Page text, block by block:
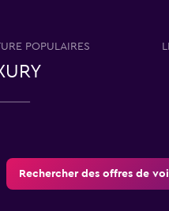
POPULAIRES
Rechercher des offres de